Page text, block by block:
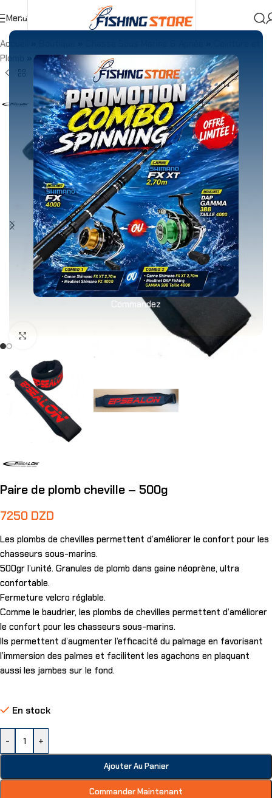
Commandez
Menu
Accueil
Plomb
»Paire de plomb cheville – 500g
Paire de plomb cheville – 500g
7250 DZD
Les plombs de chevilles permettent d’améliorer le confort pour les
chasseurs sous-marins.
500gr l’unité. Granules de plomb dans gaine néoprène, ultra
confortable.
Fermeture velcro réglable.
Comme le baudrier, les plombs de chevilles permettent d’améliorer
le confort pour les chasseurs sous-marins.
Ils permettent d’augmenter l’efficacité du palmage en favorisant
l’immersion des palmes et facilitent les agachons en plaquant
aussi les jambes sur le fond.
En stock
- +
Ajouter Au Panier
Commander Maintenant